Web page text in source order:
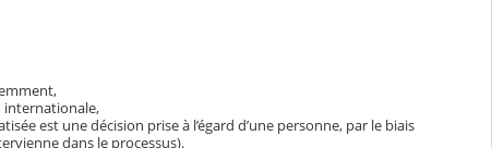
internationale,
est une décision prise à l’égard d’une personne, par le biais
dans le processus).